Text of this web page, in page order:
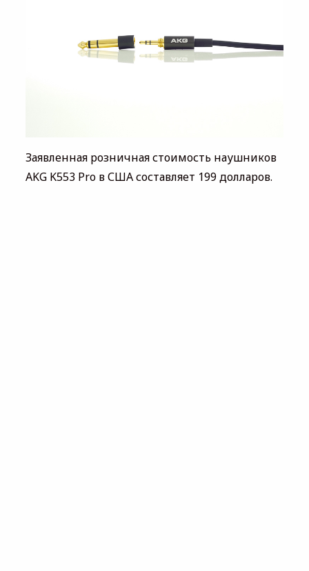
Заявленная розничная стоимость наушников
AKG K553 Pro в США составляет 199 долларов.